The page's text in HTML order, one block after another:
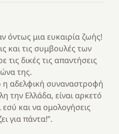
όντως μια ευκαιρία ζωής!
και τις συμβουλές των
δικές τις απαντήσεις
της.
η αδελφική συναναστροφή
την Ελλάδα, είναι αρκετό
εσύ και να ομολογήσεις
για πάντα!”.